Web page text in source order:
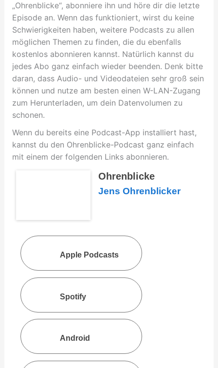
„Ohrenblicke“, abonniere ihn und höre dir die letzte
Episode an. Wenn das funktioniert, wirst du keine
Schwierigkeiten haben, weitere Podcasts zu allen
möglichen Themen zu finden, die du ebenfalls
kostenlos abonnieren kannst. Natürlich kannst du
jedes Abo ganz einfach wieder beenden. Denk bitte
daran, dass Audio- und Videodateien sehr groß sein
können und nutze am besten einen W-LAN-Zugang
zum Herunterladen, um dein Datenvolumen zu
schonen.
Wenn du bereits eine Podcast-App installiert hast,
kannst du den Ohrenblicke-Podcast ganz einfach
mit einem der folgenden Links abonnieren.
Ohrenblicke
Jens Ohrenblicker
Apple Podcasts
Spotify
Android